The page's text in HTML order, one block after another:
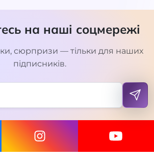
на наші соцмережі
сюрпризи — тільки для наших
підписників.